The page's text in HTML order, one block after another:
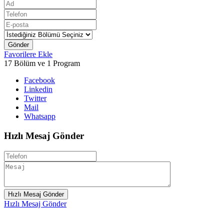
Gönder
Favorilere Ekle
17 Bölüm ve 1 Program
Facebook
Linkedin
Twitter
Mail
Whatsapp
Hızlı Mesaj Gönder
Hızlı Mesaj Gönder
Hızlı Mesaj Gönder